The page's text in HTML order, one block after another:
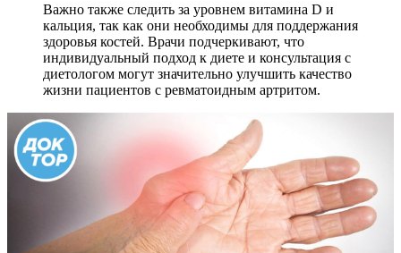
Важно также следить за уровнем витамина D и
кальция, так как они необходимы для поддержания
здоровья костей. Врачи подчеркивают, что
индивидуальный подход к диете и консультация с
диетологом могут значительно улучшить качество
жизни пациентов с ревматоидным артритом.